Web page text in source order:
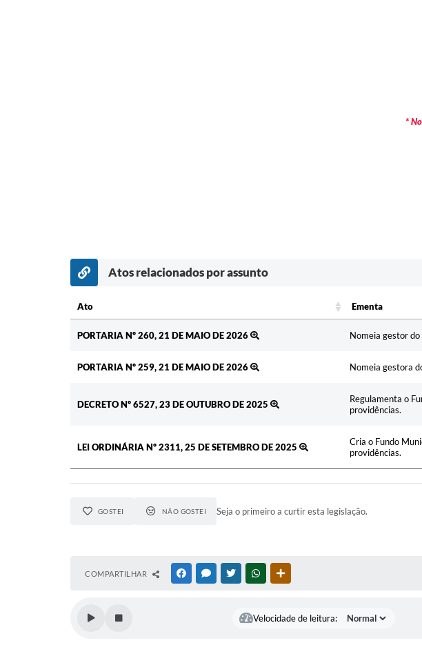
*
Atos relacionados por assunto
Ato Ementa
PORTARIA Nº 260, 21 DE MAIO DE 2026
Nomeia gestor
PORTARIA Nº 259, 21 DE MAIO DE 2026 Nomeia gestora
DECRETO Nº 6527, 23 DE OUTUBRO DE 2025
Regulamenta o
providências.
LEI ORDINÁRIA Nº 2311, 25 DE SETEMBRO DE 2025
Cria o Fundo
providências.
GOSTEI NÃO GOSTEI Seja o primeiro a curtir esta legislação.
COMPARTILHAR FACEBOOKMESSENGER
TWITTERWHATSAPP
Velocidade de leitura: